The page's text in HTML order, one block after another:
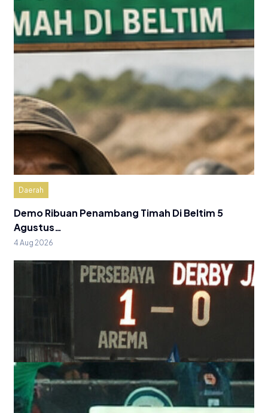
Daerah
Demo Ribuan Penambang Timah Di Beltim 5
Agustus…
4 Aug 2026